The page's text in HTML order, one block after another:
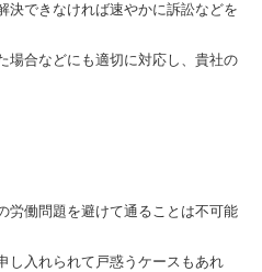
決できなければ速やかに訴訟などを
場合などにも適切に対応し、貴社の
労働問題を避けて通ることは不可能
し入れられて戸惑うケースもあれ